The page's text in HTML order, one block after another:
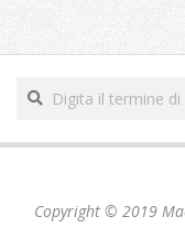
Copyright © 2019